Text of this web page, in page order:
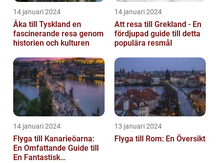
14 januari 2024
Åka till Tyskland en
fascinerande resa genom
historien och kulturen
14 januari 2024
Att resa till Grekland - En
fördjupad guide till detta
populära resmål
14 januari 2024
Flyga till Kanarieöarna:
En Omfattande Guide till
En Fantastisk
13 januari 2024
Flyga till Rom: En Översikt